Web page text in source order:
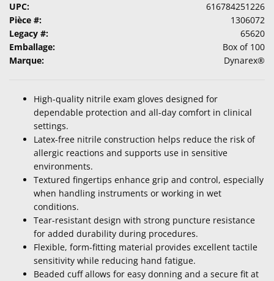
Pharmaceutiques
Ophtalmiques
Examen
Chirurgical
Produits
Personalisés
UPC:
616784251226
Pièce #:
1306072
Legacy #:
65620
Emballage:
Box of 100
Marque:
Dynarex®
High-quality nitrile exam gloves designed for
dependable protection and all-day comfort in clinical
settings.
Latex-free nitrile construction helps reduce the risk of
allergic reactions and supports use in sensitive
environments.
Textured fingertips enhance grip and control, especially
when handling instruments or working in wet
conditions.
Tear-resistant design with strong puncture resistance
for added durability during procedures.
Flexible, form-fitting material provides excellent tactile
sensitivity while reducing hand fatigue.
Beaded cuff allows for easy donning and a secure fit at